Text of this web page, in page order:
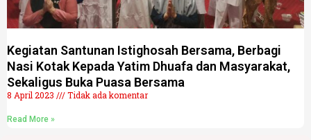
Kegiatan Santunan Istighosah Bersama, Berbagi
Nasi Kotak Kepada Yatim Dhuafa dan Masyarakat,
Sekaligus Buka Puasa Bersama
8 April 2023 Tidak ada komentar
Read More »